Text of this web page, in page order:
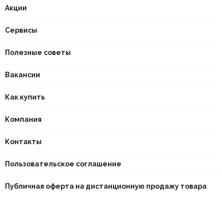
Акции
Сервисы
Полезные советы
Вакансии
Как купить
Компания
Контакты
Пользовательское соглашение
Публичная оферта на дистанционную продажу товара